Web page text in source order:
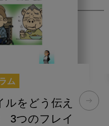
ム
ルをどう伝え
つのフレイ